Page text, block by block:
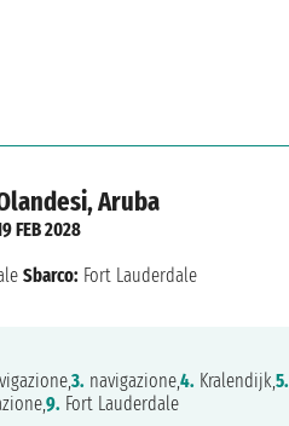
Aruba
FEB 2028
Sbarco: Fort Lauderdale
3. navigazione,4. Kralendijk,5.
9. Fort Lauderdale